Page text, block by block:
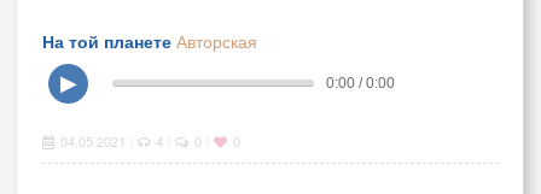
На той планете Авторская
▶
0:00 / 0:00
04.05.2021 4 0 0